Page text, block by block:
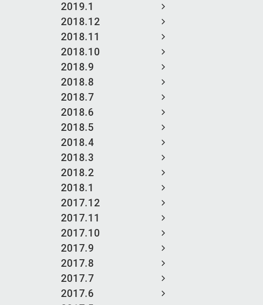
2019.1
2018.12
2018.11
2018.10
2018.9
2018.8
2018.7
2018.6
2018.5
2018.4
2018.3
2018.2
2018.1
2017.12
2017.11
2017.10
2017.9
2017.8
2017.7
2017.6